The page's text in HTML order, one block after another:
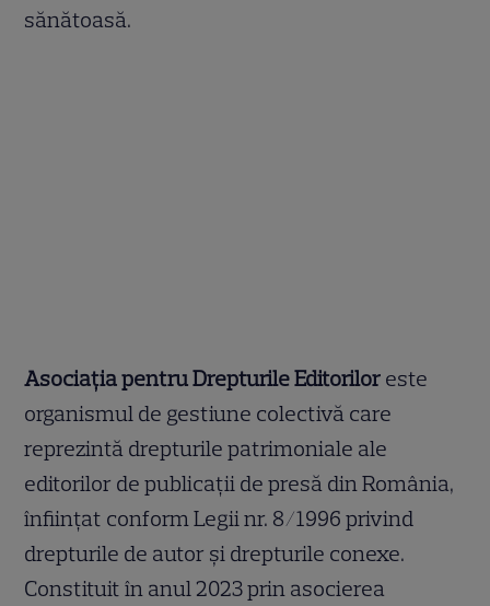
sănătoasă.
Asociația pentru Drepturile Editorilor este
organismul de gestiune colectivă care
reprezintă drepturile patrimoniale ale
editorilor de publicații de presă din România,
înființat conform Legii nr. 8/1996 privind
drepturile de autor și drepturile conexe.
Constituit în anul 2023 prin asocierea